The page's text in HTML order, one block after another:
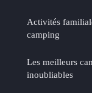
Activités
camping
Les meilleurs
inoubliables